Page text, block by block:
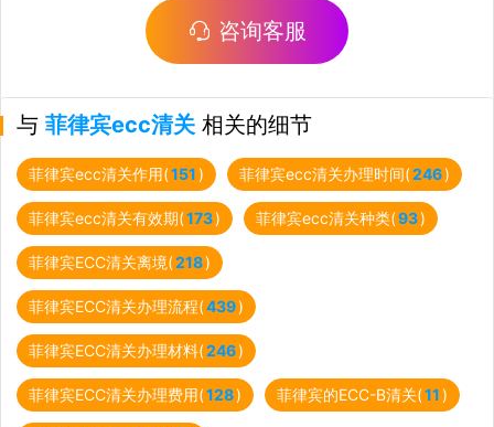
咨询客服
与 菲律宾ecc清关 相关的细节
菲律宾ecc清关作用(151) 菲律宾ecc清关办理时间(246)
菲律宾ecc清关有效期(173) 菲律宾ecc清关种类(93)
菲律宾ECC清关离境(218)
菲律宾ECC清关办理流程(439)
菲律宾ECC清关办理材料(246)
菲律宾ECC清关办理费用(128) 菲律宾的ECC-B清关(11)